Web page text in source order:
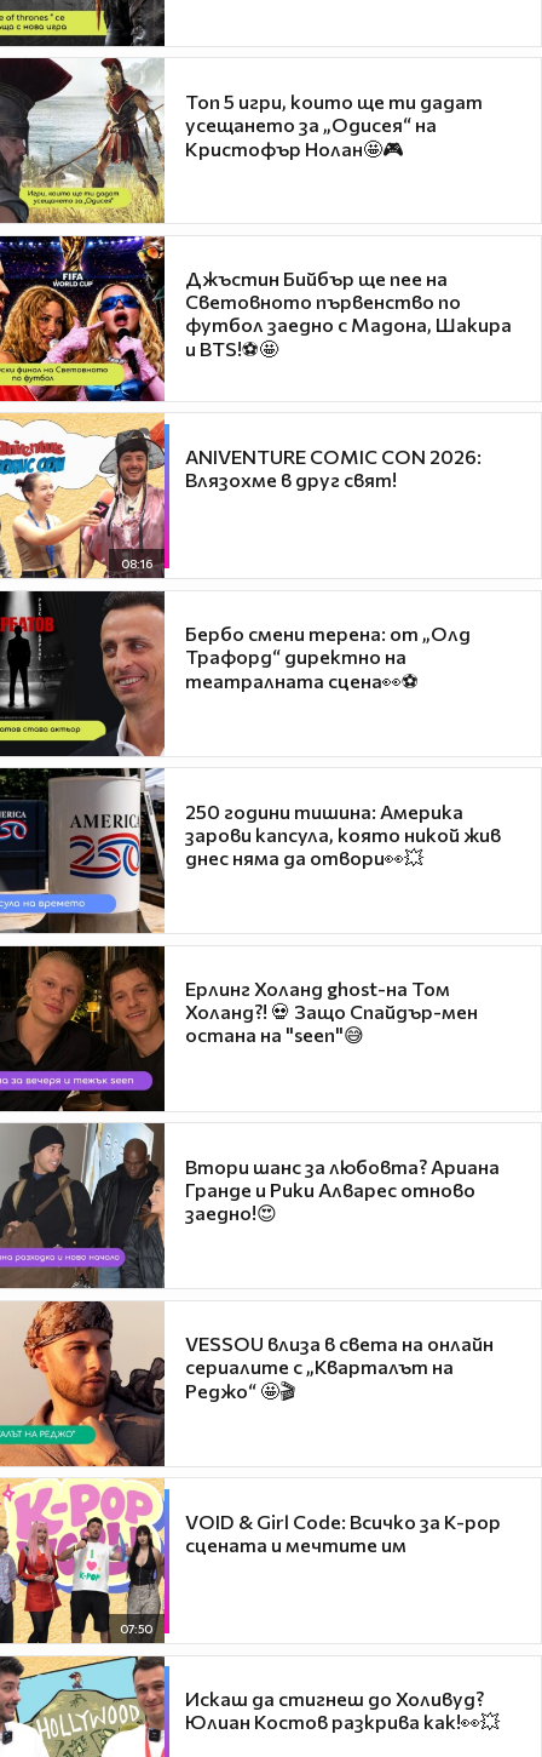
Топ 5 игри, които ще ти дадат
усещането за „Одисея“ на
Кристофър Нолан🤩🎮
Джъстин Бийбър ще пее на
Световното първенство по
футбол заедно с Мадона, Шакира
и BTS!⚽🤩
08:16
ANIVENTURE COMIC CON 2026:
Влязохме в друг свят!
Бербо смени терена: от „Олд
Трафорд“ директно на
театралната сцена👀⚽
250 години тишина: Америка
зарови капсула, която никой жив
днес няма да отвори👀💥
Ерлинг Холанд ghost-на Том
Холанд?! 💀 Защо Спайдър-мен
остана на "seen"😅
Втори шанс за любовта? Ариана
Гранде и Рики Алварес отново
заедно!😍
VESSOU влиза в света на онлайн
сериалите с „Кварталът на
Реджо“ 🤩🎬
07:50
VOID & Girl Code: Всичко за K-pop
сцената и мечтите им
Искаш да стигнеш до Холивуд?
Юлиан Костов разкрива как!👀💥